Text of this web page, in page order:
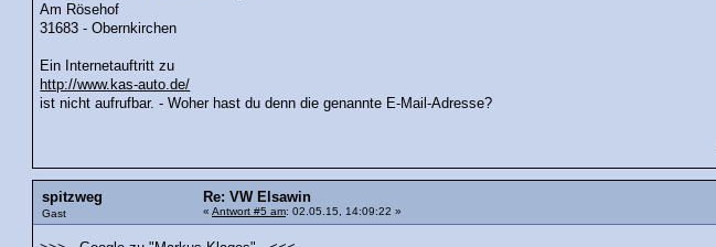
Am Rösehof
31683 - Obernkirchen
Ein Internetauftritt zu
http://www.kas-auto.de/
ist nicht aufrufbar. - Woher hast du denn die genannte E-Mail-Adresse?
spitzweg
Gast
Re: VW Elsawin
« Antwort #5 am: 02.05.15, 14:09:22 »